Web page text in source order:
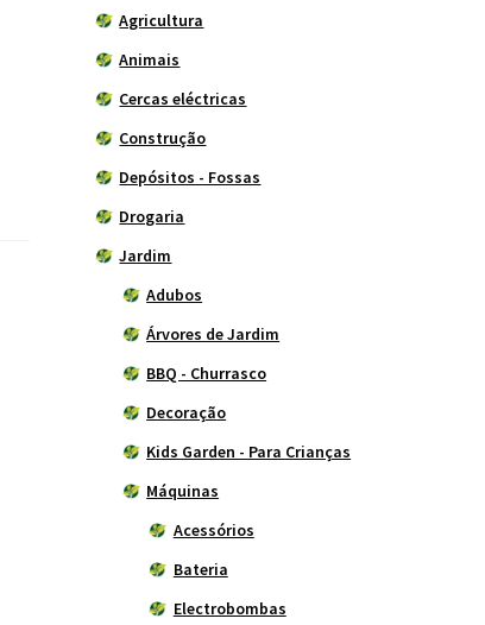
Agricultura
Animais
Cercas eléctricas
Construção
Depósitos - Fossas
Drogaria
Jardim
Adubos
Árvores de Jardim
BBQ - Churrasco
Decoração
Kids Garden - Para Crianças
Máquinas
Acessórios
Bateria
Electrobombas